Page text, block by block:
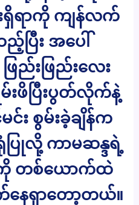
းရှိရာကို ကျန်လက်
ြီး အပေါ်
ည်းဖြည်းလေး
ဖိပြီးပွတ်လိုက်နဲ့
း စွမ်းခဲ့ချိန်က
လို့ ကာမဆန္ဒရဲ့
ကို တစ်ယောက်ထဲ
နေရှာတော့တယ်။